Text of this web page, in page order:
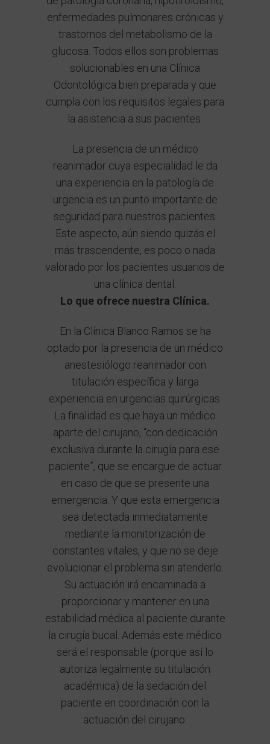
enfermedades pulmonares crónicas y
trastornos del metabolismo de la
glucosa. Todos ellos son problemas
solucionables en una Clínica
Odontológica bien preparada y que
cumpla con los requisitos legales para
la asistencia a sus pacientes.
La presencia de un médico
reanimador cuya especialidad le da
una experiencia en la patología de
urgencia es un punto importante de
seguridad para nuestros pacientes.
Este aspecto, aún siendo quizás el
más trascendente, es poco o nada
valorado por los pacientes usuarios de
una clínica dental.
Lo que ofrece nuestra Clínica.
En la Clínica Blanco Ramos se ha
optado por la presencia de un médico
anestesiólogo reanimador con
titulación específica y larga
experiencia en urgencias quirúrgicas.
La finalidad es que haya un médico
aparte del cirujano, “con dedicación
exclusiva durante la cirugía para ese
paciente”, que se encargue de actuar
en caso de que se presente una
emergencia. Y que esta emergencia
sea detectada inmediatamente
mediante la monitorización de
constantes vitales, y que no se deje
evolucionar el problema sin atenderlo.
Su actuación irá encaminada a
proporcionar y mantener en una
estabilidad médica al paciente durante
la cirugía bucal. Además este médico
será el responsable (porque así lo
autoriza legalmente su titulación
académica) de la sedación del
paciente en coordinación con la
actuación del cirujano.